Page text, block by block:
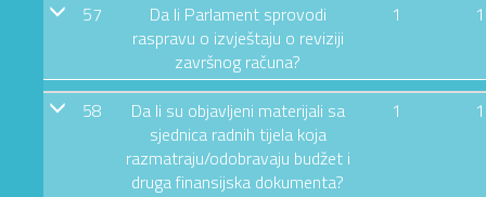
57
Da li Parlament sprovodi
raspravu o izvještaju o reviziji
završnog računa?
1 1
58
Da li su objavljeni materijali sa
sjednica radnih tijela koja
razmatraju/odobravaju budžet i
druga finansijska dokumenta?
1 1